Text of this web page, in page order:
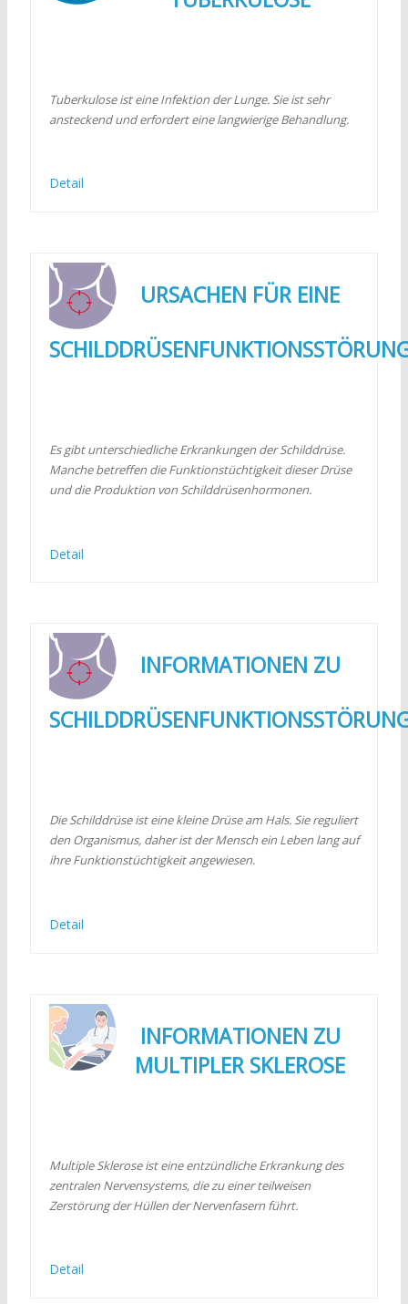
Tuberkulose ist eine Infektion der Lunge. Sie ist sehr
ansteckend und erfordert eine langwierige Behandlung.
Detail
URSACHEN FÜR EINE
Es gibt unterschiedliche Erkrankungen der Schilddrüse.
Manche betreffen die Funktionstüchtigkeit dieser Drüse
und die Produktion von Schilddrüsenhormonen.
Detail
INFORMATIONEN ZU
Die Schilddrüse ist eine kleine Drüse am Hals. Sie reguliert
den Organismus, daher ist der Mensch ein Leben lang auf
ihre Funktionstüchtigkeit angewiesen.
Detail
INFORMATIONEN ZU
MULTIPLER SKLEROSE
Multiple Sklerose ist eine entzündliche Erkrankung des
zentralen Nervensystems, die zu einer teilweisen
Zerstörung der Hüllen der Nervenfasern führt.
Detail